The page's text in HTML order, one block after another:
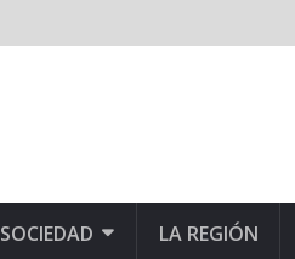
SOCIEDAD LA REGIÓN